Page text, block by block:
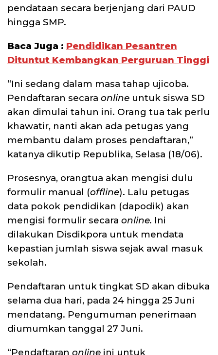
pendataan secara berjenjang dari PAUD
hingga SMP.
Baca Juga : Pendidikan Pesantren
Dituntut Kembangkan Perguruan Tinggi
“Ini sedang dalam masa tahap ujicoba.
Pendaftaran secara online untuk siswa SD
akan dimulai tahun ini. Orang tua tak perlu
khawatir, nanti akan ada petugas yang
membantu dalam proses pendaftaran,”
katanya dikutip Republika, Selasa (18/06).
Prosesnya, orangtua akan mengisi dulu
formulir manual (offline). Lalu petugas
data pokok pendidikan (dapodik) akan
mengisi formulir secara online. Ini
dilakukan Disdikpora untuk mendata
kepastian jumlah siswa sejak awal masuk
sekolah.
Pendaftaran untuk tingkat SD akan dibuka
selama dua hari, pada 24 hingga 25 Juni
mendatang. Pengumuman penerimaan
diumumkan tanggal 27 Juni.
“Pendaftaran online ini untuk